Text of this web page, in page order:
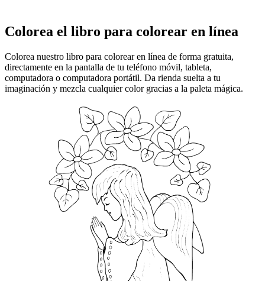
Colorea el libro para colorear en línea
Colorea nuestro libro para colorear en línea de forma gratuita,
directamente en la pantalla de tu teléfono móvil, tableta,
computadora o computadora portátil. Da rienda suelta a tu
imaginación y mezcla cualquier color gracias a la paleta mágica.